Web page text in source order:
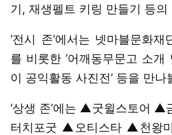
기, 재생펠트 키링 만들기 등
‘전시 존’에서는 넷마블문화
를 비롯한 ‘어깨동무문고 소개
이 공익활동 사진전’ 등을 만나
‘상생 존’에는 ▲굿윌스토어
터치포굿 ▲오티스타 ▲천왕